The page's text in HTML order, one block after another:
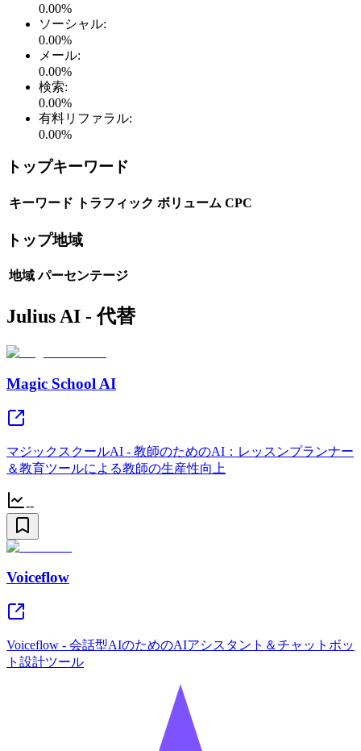
0.00%
ソーシャル:
0.00%
メール:
0.00%
検索:
0.00%
有料リファラル:
0.00%
トップキーワード
キーワード トラフィック ボリューム CPC
トップ地域
地域 パーセンテージ
Julius AI - 代替
Magic School AI
マジックスクールAI - 教師のためのAI：レッスンプランナー
＆教育ツールによる教師の生産性向上
--
Voiceflow
Voiceflow - 会話型AIのためのAIアシスタント＆チャットボッ
ト設計ツール